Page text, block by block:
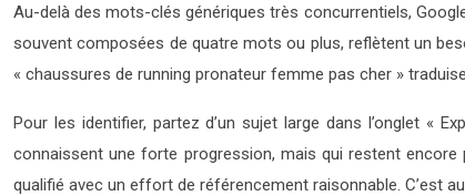
Au-delà des mots-clés génériques très concurrentiels,
souvent composées de quatre mots ou plus, reflètent un
« chaussures de running pronateur femme pas cher »
Pour les identifier, partez d’un sujet large dans l’onglet «
connaissent une forte progression, mais qui restent
qualifié avec un effort de référencement raisonnable. C’est